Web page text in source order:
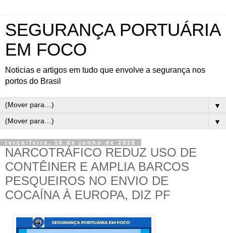
SEGURANÇA PORTUÁRIA
EM FOCO
Noticias e artigos em tudo que envolve a segurança nos
portos do Brasil
▼
▼
terça-feira, 16 de junho de 2026
NARCOTRÁFICO REDUZ USO DE
CONTÊINER E AMPLIA BARCOS
PESQUEIROS NO ENVIO DE
COCAÍNA À EUROPA, DIZ PF